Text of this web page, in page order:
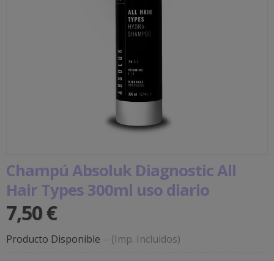
Champú Absoluk Diagnostic All
Hair Types 300ml uso diario
7,50 €
Producto Disponible - (Imp. Incluidos)